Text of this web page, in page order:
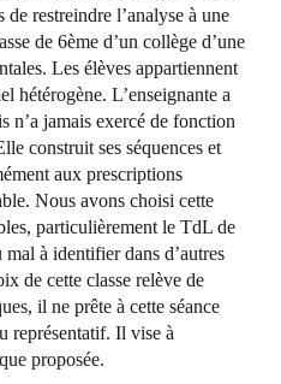
restreindre l’analyse à une
de 6ème d’un collège d’une
Les élèves appartiennent
hétérogène. L’enseignante a
n’a jamais exercé de fonction
construit ses séquences et
aux prescriptions
Nous avons choisi cette
particulièrement le TdL de
à identifier dans d’autres
de cette classe relève de
il ne prête à cette séance
représentatif. Il vise à
proposée.